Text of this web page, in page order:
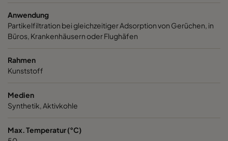
Anwendung
Partikelfiltration bei gleichzeitiger Adsorption von Gerüchen, in
Büros, Krankenhäusern oder Flughäfen
Rahmen
Kunststoff
Medien
Synthetik, Aktivkohle
Max. Temperatur (°C)